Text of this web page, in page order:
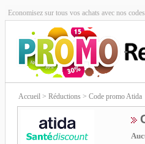
Economisez sur tous vos achats avec nos
Accueil > Réductions > Code promo Atida